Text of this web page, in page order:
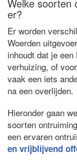
Welke soorten
er?
Er worden
Woerden
inhoudt dat je
verhuizing, of
vaak een iets
na een overlijden.
Hieronder gaan
soorten
een ervaren
en vrijblijvend